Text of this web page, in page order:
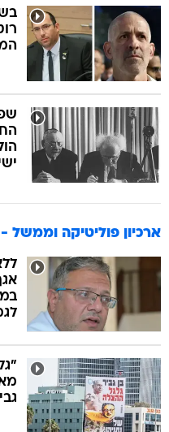
ארכיון פוליטיקה וממשל -